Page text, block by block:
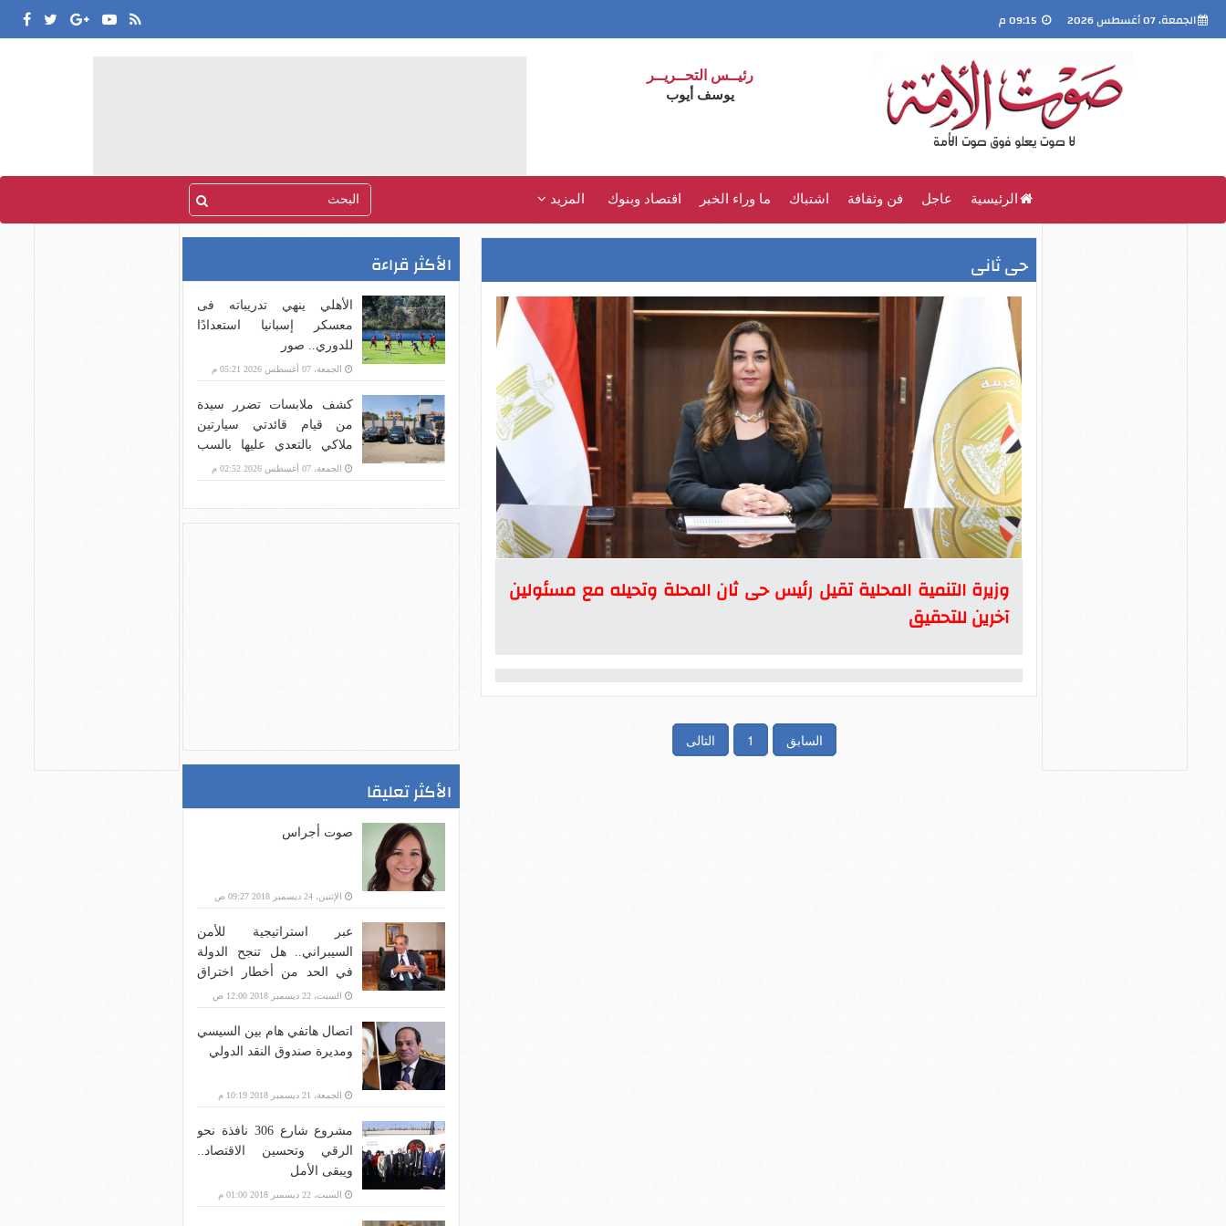
الجمعة، 07 أغسطس 2026
رئيــس التحــريــر
يوسف أيوب
الرئيسية عاجل فن وثقافة اشتباك ما وراء الخبر اقتصاد وبنوك المزيد
حى ثانى
وزيرة التنمية المحلية تقيل رئيس حى ثان المحلة وتحيله مع مسئولين
آخرين للتحقيق
السابق 1 التالى
الأكثر قراءة
الأهلي ينهي تدريباته فى
معسكر إسبانيا استعدادًا
للدوري.. صور
الجمعة، 07 أغسطس 2026 05:21 م
كشف ملابسات تضرر سيدة
من قيام قائدتي سيارتين
ملاكي بالتعدي عليها بالسب
والضرب في الجيزة
الجمعة، 07 أغسطس 2026 02:52 م
الأكثر تعليقا
صوت أجراس
الإثنين، 24 ديسمبر 2018 09:27 ص
عبر استراتيجية للأمن
السيبراني.. هل تنجح الدولة
في الحد من أخطار اختراق
بنية الاتصالات؟
السبت، 22 ديسمبر 2018 12:00 ص
اتصال هاتفي هام بين السيسي
ومديرة صندوق النقد الدولي
الجمعة، 21 ديسمبر 2018 10:19 م
مشروع شارع 306 نافذة نحو
الرقي وتحسين الاقتصاد..
ويبقى الأمل
السبت، 22 ديسمبر 2018 01:00 م